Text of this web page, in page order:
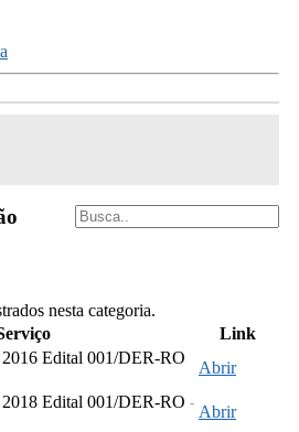
nesta categoria.
Link
Edital 001/DER-RO
Abrir
Edital 001/DER-RO - Abrir